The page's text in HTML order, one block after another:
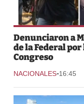
Denunciaron a
de la Federal
Congreso
NACIONALES-16:45